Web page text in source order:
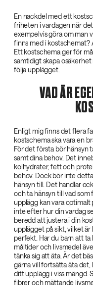
En nackdel med ett
friheten i vardagen när
exempelvis göra om man
finns med i kostschemat?
Ett kostschema ger för
samtidigt skapa
följa upplägget.
VAD ÄR
Enligt mig finns det flera
kostschema ska vara en
För det första bör hänsyn
samt dina behov. Det
kolhydrater, fett och
behov. Dock bör inte
hänsyn till. Det handlar
och ta hänsyn till vad
upplägg kan vara optimalt
inte efter hur din vardag
beredd att justera i din
upplägget på sikt, vilket
perfekt. Har du barn att ta
måltider och livsmedel
tänka sig att äta. Är det
gärna vill fortsätta äta
ditt upplägg i viss mängd.
fibrer och mättande